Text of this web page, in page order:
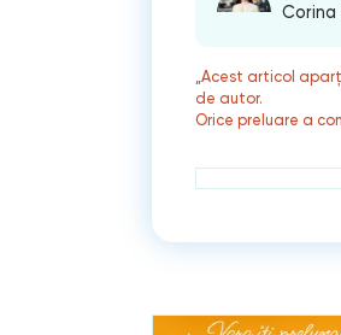
„Acest articol
de autor.
Orice preluare a